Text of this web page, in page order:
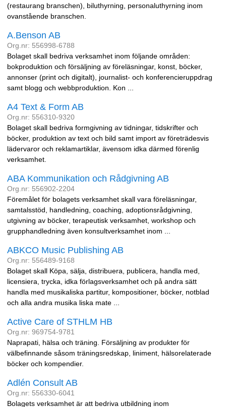
(restaurang branschen), biluthyrning, personaluthyrning inom
ovanstående branschen.
A.Benson AB
Org.nr: 556998-6788
Bolaget skall bedriva verksamhet inom följande områden:
bokproduktion och försäljning av föreläsningar, konst, böcker,
annonser (print och digitalt), journalist- och konferencieruppdrag
samt blogg och webbproduktion. Kon ...
A4 Text & Form AB
Org.nr: 556310-9320
Bolaget skall bedriva formgivning av tidningar, tidskrifter och
böcker, produktion av text och bild samt import av företrädesvis
lädervaror och reklamartiklar, ävensom idka därmed förenlig
verksamhet.
ABA Kommunikation och Rådgivning AB
Org.nr: 556902-2204
Föremålet för bolagets verksamhet skall vara föreläsningar,
samtalsstöd, handledning, coaching, adoptionsrådgivning,
utgivning av böcker, terapeutisk verksamhet, workshop och
grupphandledning även konsultverksamhet inom ...
ABKCO Music Publishing AB
Org.nr: 556489-9168
Bolaget skall Köpa, sälja, distribuera, publicera, handla med,
licensiera, trycka, idka förlagsverksamhet och på andra sätt
handla med musikaliska partitur, kompositioner, böcker, notblad
och alla andra musika liska mate ...
Active Care of STHLM HB
Org.nr: 969754-9781
Naprapati, hälsa och träning. Försäljning av produkter för
välbefinnande såsom träningsredskap, liniment, hälsorelaterade
böcker och kompendier.
Adlén Consult AB
Org.nr: 556330-6041
Bolagets verksamhet är att bedriva utbildning inom